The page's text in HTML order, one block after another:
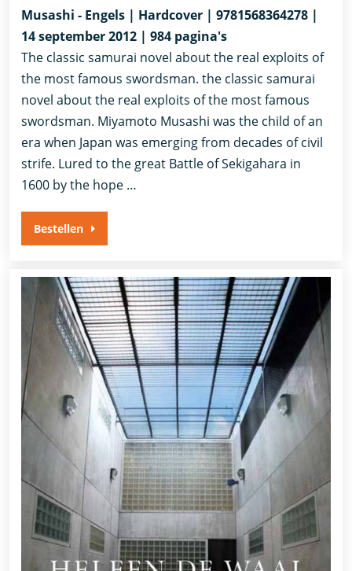
Musashi - Engels | Hardcover | 9781568364278 |
14 september 2012 | 984 pagina's
The classic samurai novel about the real exploits of
the most famous swordsman. the classic samurai
novel about the real exploits of the most famous
swordsman. Miyamoto Musashi was the child of an
era when Japan was emerging from decades of civil
strife. Lured to the great Battle of Sekigahara in
1600 by the hope …
Bestellen